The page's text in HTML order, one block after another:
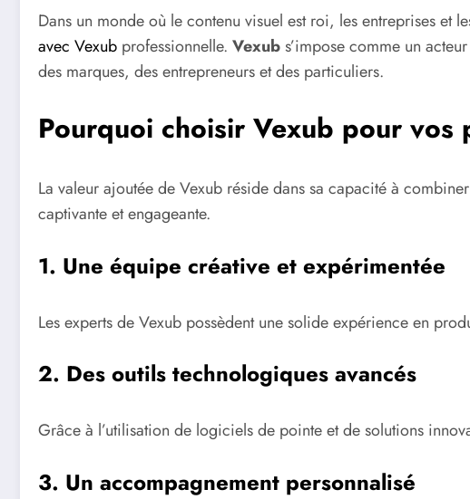
Dans un monde où le contenu visuel est roi, les entreprises et
avec Vexub professionnelle. Vexubs’impose comme un
des marques, des entrepreneurs et des particuliers.
Pourquoi choisir Vexub pour vos
La valeur ajoutée de Vexub réside dans sa capacité à
captivante et engageante.
1. Une équipe créative et expérimentée
Les experts de Vexub possèdent une solide expérience en
2. Des outils technologiques avancés
Grâce à l’utilisation de logiciels de pointe et de solutions
3. Un accompagnement personnalisé